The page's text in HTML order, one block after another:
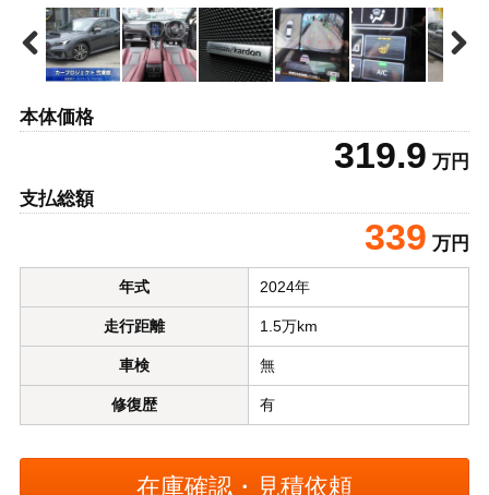
本体価格
319.9 万円
支払総額
339 万円
年式 2024年
走行距離 1.5万km
車検 無
修復歴 有